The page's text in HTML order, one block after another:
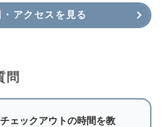
・アクセスを見る
問
ェックアウトの時間を教